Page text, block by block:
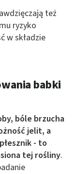
też
ryzyko
w składzie
babki
bóle brzucha
jelit, a
- to
tej rośliny.